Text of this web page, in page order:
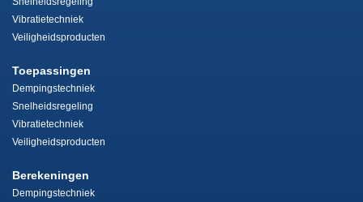
Vibratietechniek
Veiligheidsproducten
Toepassingen
Dempingstechniek
Snelheidsregeling
Vibratietechniek
Veiligheidsproducten
Berekeningen
Dempingstechniek